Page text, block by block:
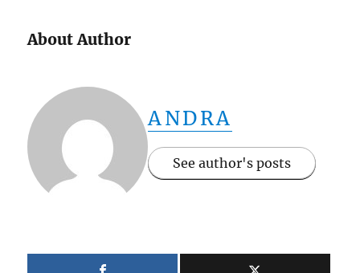
About Author
ANDRA
See author's posts